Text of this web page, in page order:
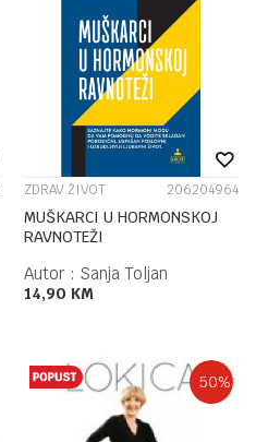
ZDRAV ŽIVOT 206204964
MUŠKARCI U HORMONSKOJ
RAVNOTEŽI
Autor : Sanja Toljan
14,90 KM
50%